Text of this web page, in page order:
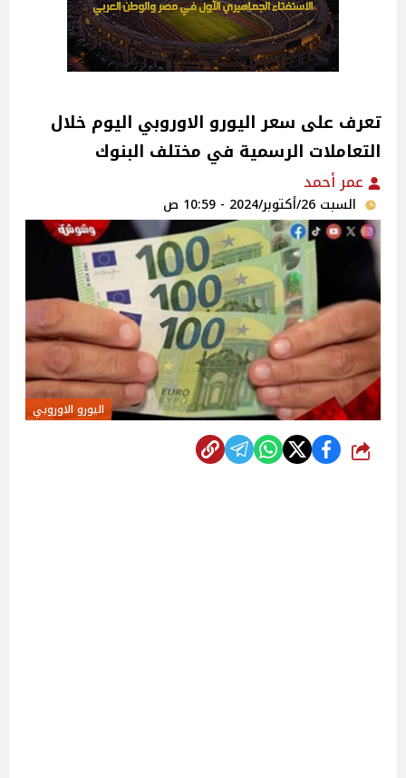
تعرف على سعر اليورو الاوروبي اليوم خلال
التعاملات الرسمية في مختلف البنوك
عمر أحمد
السبت 26/أكتوبر/2024 - 10:59 ص
اليورو الاوروبي
شارك